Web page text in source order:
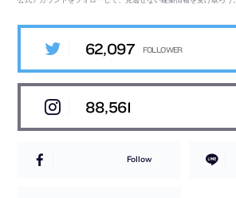
62,097
88,561
Follow